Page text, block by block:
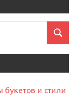
Поиск
и стили